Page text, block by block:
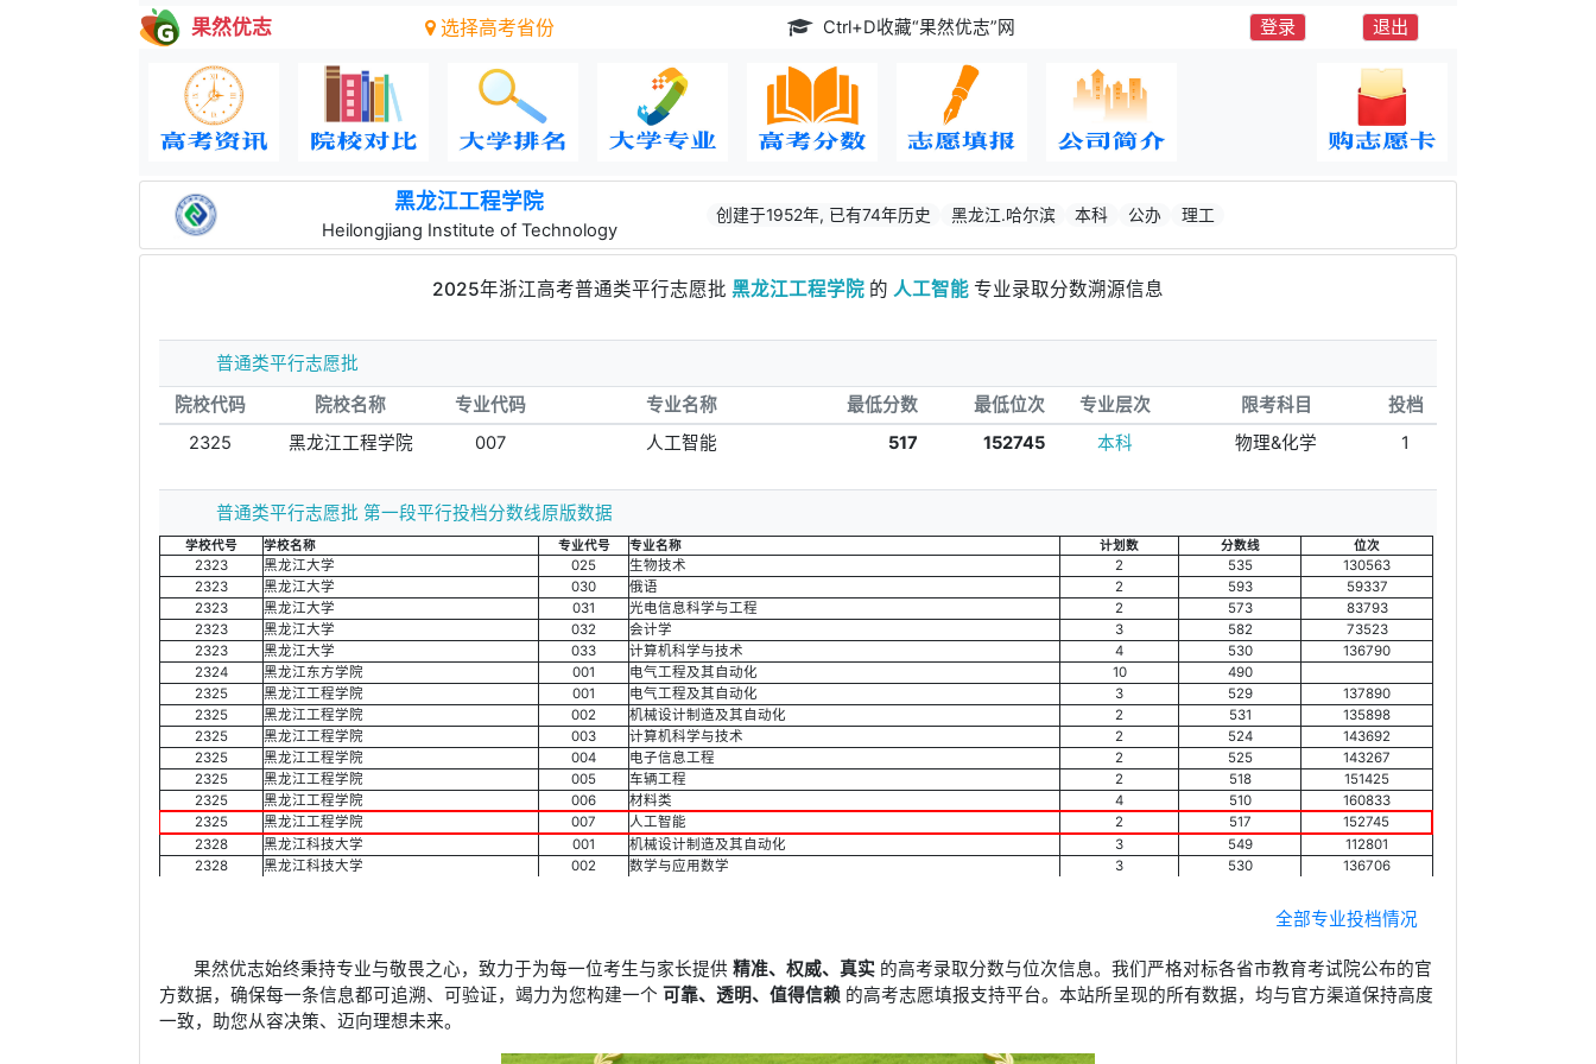
果然优志 选择高考省份 Ctrl+D收藏“果然优志”网 登录 退出
黑龙江工程学院
Heilongjiang Institute of Technology
创建于1952年, 已有74年历史 黑龙江.哈尔滨 本科 公办 理工
2025年浙江高考普通类平行志愿批 黑龙江工程学院 的 人工智能 专业录取分数溯源信息
普通类平行志愿批
院校代码
院校名称 专业代码 专业名称 最低分数 最低位次 专业层次 限考科目
投档
2325
黑龙江工程学院 007 人工智能 517 152745 本科 物理&化学 1
普通类平行志愿批 第一段平行投档分数线原版数据
学校代号 学校名称 专业代号 专业名称 计划数 分数线 位次
2323 黑龙江大学 025 生物技术 2 535
130563
2323
黑龙江大学 030 俄语 2 593
59337
2323
黑龙江大学 031 光电信息科学与工程 2 573
83793
2323
黑龙江大学 032 会计学 3 582
73523
2323
黑龙江大学 033 计算机科学与技术 4 530
136790
2324
黑龙江东方学院 001 电气工程及其自动化 10
490
2325
黑龙江工程学院 001 电气工程及其自动化 3 529
137890
2325
黑龙江工程学院 002 机械设计制造及其自动化 2 531
135898
2325
黑龙江工程学院 003 计算机科学与技术 2 524
143692
2325
黑龙江工程学院 004 电子信息工程 2 525
143267
2325
黑龙江工程学院 005 车辆工程 2 518
151425
2325
黑龙江工程学院 006 材料类 4 510
160833
2325
黑龙江工程学院 007 人工智能 2 517
152745
2328
黑龙江科技大学 001 机械设计制造及其自动化 3 549
112801
2328
黑龙江科技大学 002 数学与应用数学 3 530 136706
全部专业投档情况
果然优志始终秉持专业与敬畏之心，致力于为每一位考生与家长提供精准、权威、真实 的高考录取分数与位次信息。我们严格对标各省市教育考试院公布的官
方数据，确保每一条信息都可追溯、可验证，竭力为您构建一个 可靠、透明、值得信赖 的高考志愿填报支持平台。本站所呈现的所有数据，均与官方渠道保持高度
一致，助您从容决策、迈向理想未来。